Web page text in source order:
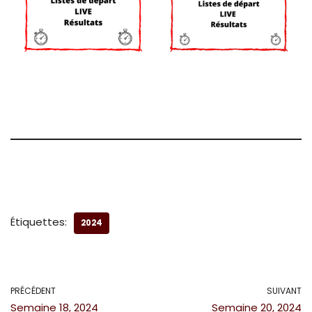
Étiquettes: 2024
PRÉCÉDENT
Semaine 18, 2024
SUIVANT
Semaine 20, 2024